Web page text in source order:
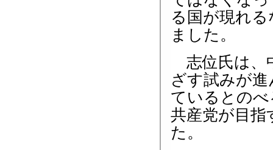
る国が現れ
ました。
志位氏は、
ざす試みが
ているとの
共産党が目
た。